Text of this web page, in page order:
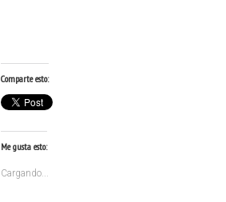
Comparte esto:
Me gusta esto:
Cargando...